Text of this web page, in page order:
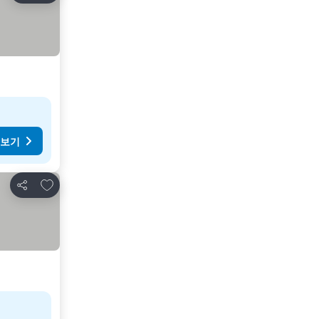
기
공유
즐겨찾기에 추가